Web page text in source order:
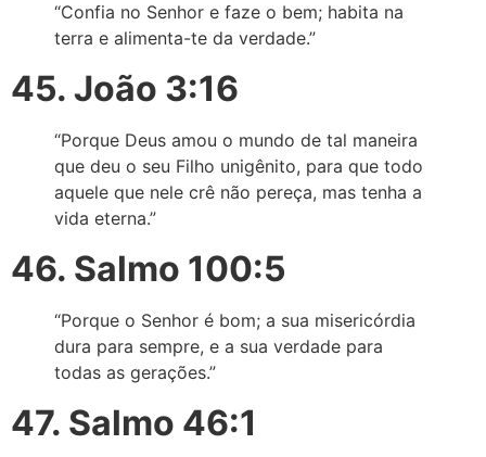
“Confia no Senhor e faze o bem; habita na
terra e alimenta-te da verdade.”
45. João 3:16
“Porque Deus amou o mundo de tal maneira
que deu o seu Filho unigênito, para que todo
aquele que nele crê não pereça, mas tenha a
vida eterna.”
46. Salmo 100:5
“Porque o Senhor é bom; a sua misericórdia
dura para sempre, e a sua verdade para
todas as gerações.”
47. Salmo 46:1